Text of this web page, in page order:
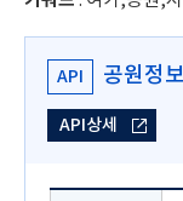
API 공원정
API상세